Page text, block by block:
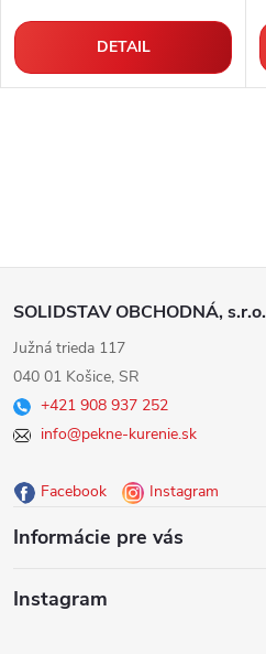
DETAIL
Z
á
p
ä
e
SOLIDSTAV OBCHODNÁ, s.r.o.
Južná trieda 117
040 01 Košice, SR
+421 908 937 252
info@pekne-kurenie.sk
Facebook Instagram
Informácie pre vás
Instagram